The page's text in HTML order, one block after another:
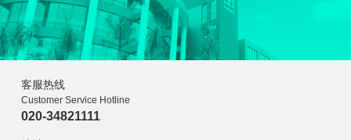
客服热线
Customer Service Hotline
020-34821111